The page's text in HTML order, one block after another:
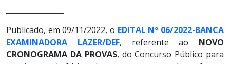
Publicado, em 09/11/2022, o EDITAL Nº 06/2022-BANCA
EXAMINADORA LAZER/DEF, referente ao NOVO
CRONOGRAMA DA PROVAS, do Concurso Público para